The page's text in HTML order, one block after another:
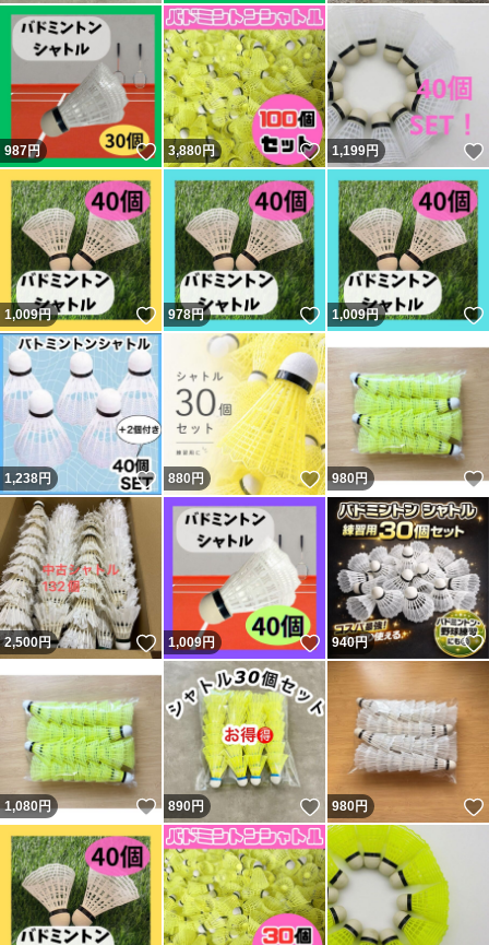
987円 いいね！
3,880円 いいね！
1,199円
1,009円 いいね！
978円 いいね！
1,009円
1,238円 いいね！
880円 いいね！
980円
2,500円 いいね！
1,009円 いいね！
940円
1,080円 いいね！
890円 いいね！
980円